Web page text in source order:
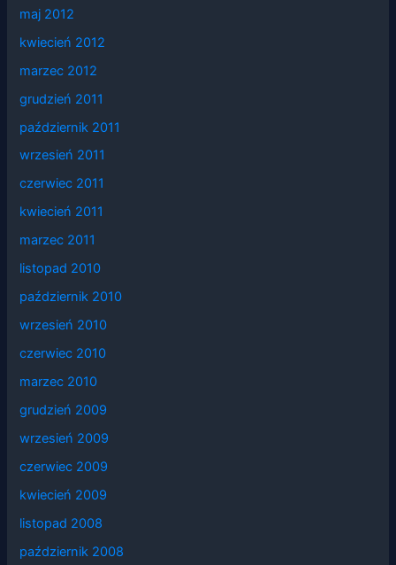
maj 2012
kwiecień 2012
marzec 2012
grudzień 2011
październik 2011
wrzesień 2011
czerwiec 2011
kwiecień 2011
marzec 2011
listopad 2010
październik 2010
wrzesień 2010
czerwiec 2010
marzec 2010
grudzień 2009
wrzesień 2009
czerwiec 2009
kwiecień 2009
listopad 2008
październik 2008